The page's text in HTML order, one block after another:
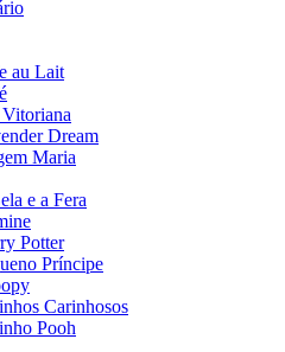
au Lait
Dream
Maria
e a Fera
Potter
Príncipe
Carinhosos
Pooh